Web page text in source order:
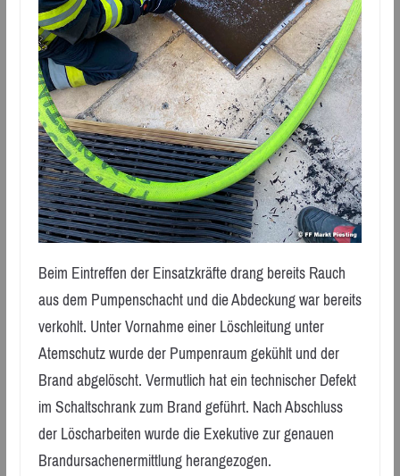
Beim Eintreffen der Einsatzkräfte drang bereits Rauch
aus dem Pumpenschacht und die Abdeckung war bereits
verkohlt. Unter Vornahme einer Löschleitung unter
Atemschutz wurde der Pumpenraum gekühlt und der
Brand abgelöscht. Vermutlich hat ein technischer Defekt
im Schaltschrank zum Brand geführt. Nach Abschluss
der Löscharbeiten wurde die Exekutive zur genauen
Brandursachenermittlung herangezogen.